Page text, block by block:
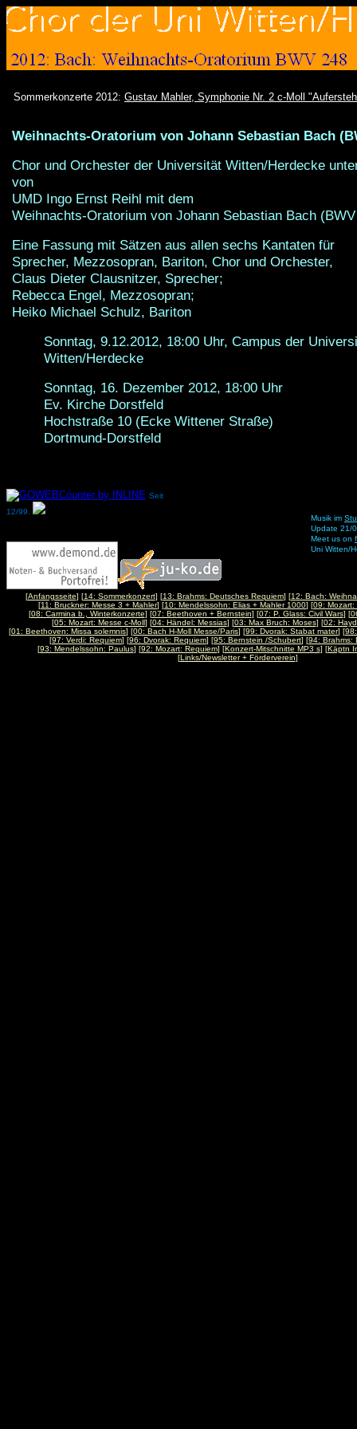
Sommerkonzerte 2012: Gustav Mahler, Symphonie Nr. 2 c-Moll
Weihnachts-Oratorium von Johann Sebastian Bach
Chor und Orchester der Universität Witten/Herdecke
von
UMD Ingo Ernst Reihl mit dem
Weihnachts-Oratorium von Johann Sebastian Bach
Eine Fassung mit Sätzen aus allen sechs Kantaten für
Sprecher, Mezzosopran, Bariton, Chor und Orchester,
Claus Dieter Clausnitzer, Sprecher;
Rebecca Engel, Mezzosopran;
Heiko Michael Schulz, Bariton
Sonntag, 9.12.2012, 18:00 Uhr, Campus der
Witten/Herdecke
Sonntag, 16. Dezember 2012, 18:00 Uhr
Ev. Kirche Dorstfeld
Hochstraße 10 (Ecke Wittener Straße)
Dortmund-Dorstfeld
Seit
12/99.
Musik im
Update 21/
Meet us on
Uni Witten/
[Anfangsseite] [14: Sommerkonzert] [13: Brahms: Deutsches Requiem] [12: Bach:
[11: Bruckner: Messe 3 + Mahler] [10: Mendelssohn: Elias + Mahler 1000] [09: Mozart:
[08: Carmina b., Winterkonzerte] [07: Beethoven + Bernstein] [07: P. Glass: Civil Wars] [
[05: Mozart: Messe c-Moll] [04: Händel: Messias] [03: Max Bruch: Moses] [02:
[01: Beethoven: Missa solemnis] [00: Bach H-Moll Messe/Paris] [99: Dvorak: Stabat mater] [
[97: Verdi: Requiem] [96: Dvorak: Requiem] [95: Bernstein /Schubert] [94: Brahms:
[93: Mendelssohn: Paulus] [92: Mozart: Requiem] [Konzert-Mitschnitte MP3 s] [Käptn
[Links/Newsletter + Förderverein]